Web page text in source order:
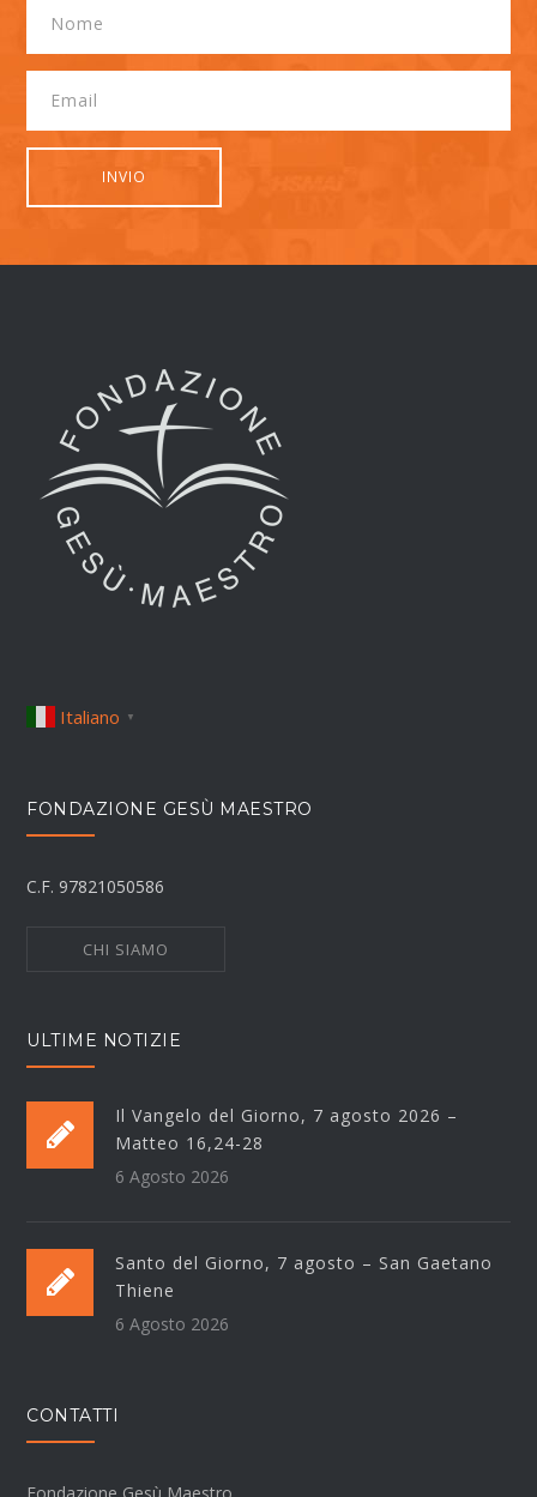
Italiano ▼
FONDAZIONE GESÙ MAESTRO
C.F. 97821050586
CHI SIAMO
ULTIME NOTIZIE
Il Vangelo del Giorno, 7 agosto 2026 –
Matteo 16,24-28
6 Agosto 2026
Santo del Giorno, 7 agosto – San Gaetano
Thiene
6 Agosto 2026
CONTATTI